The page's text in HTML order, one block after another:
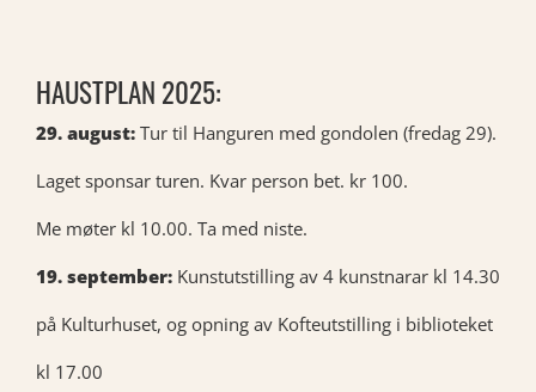
HAUSTPLAN 2025:
29. august: Tur til Hanguren med gondolen (fredag 29).
Laget sponsar turen. Kvar person bet. kr 100.
Me møter kl 10.00. Ta med niste.
19. september: Kunstutstilling av 4 kunstnarar kl 14.30
på Kulturhuset, og opning av Kofteutstilling i biblioteket
kl 17.00